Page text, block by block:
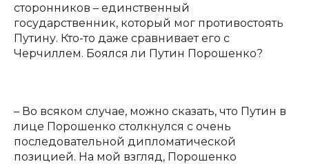
сторонников – единственный
государственник, который мог противостоять
Путину. Кто-то даже сравнивает его с
Черчиллем. Боялся ли Путин Порошенко?
– Во всяком случае, можно сказать, что Путин в
лице Порошенко столкнулся с очень
последовательной дипломатической
позицией. На мой взгляд, Порошенко